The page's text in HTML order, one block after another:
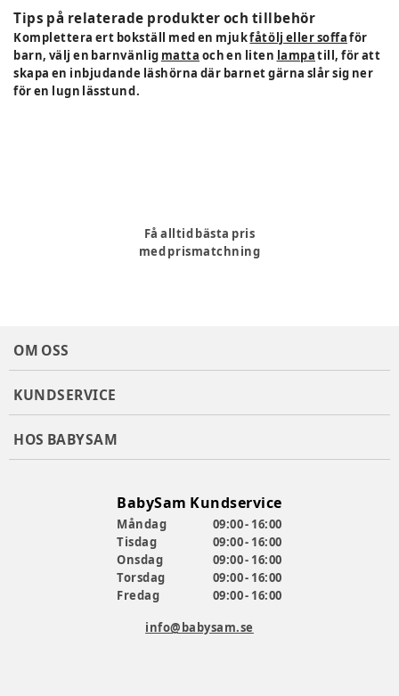
Tips på relaterade produkter och tillbehör
Komplettera ert bokställ med en mjukfåtölj eller soffaför
barn, välj en barnvänlig matta och en liten lampatill, för att
skapa en inbjudande läshörna där barnet gärna slår sig ner
för en lugn lässtund.
Få alltid bästa pris
med prismatchning
OM OSS
KUNDSERVICE
HOS BABYSAM
BabySam Kundservice
Måndag
09:00 - 16:00
Tisdag
09:00 - 16:00
Onsdag
09:00 - 16:00
Torsdag
09:00 - 16:00
Fredag
09:00 - 16:00
info@babysam.se